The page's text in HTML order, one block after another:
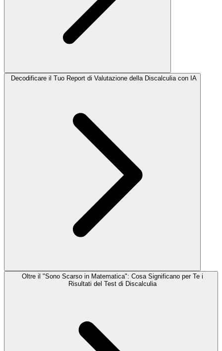
Decodificare il Tuo Report di Valutazione della Discalculia con IA
Oltre il "Sono Scarso in Matematica": Cosa Significano per Te i
Risultati del Test di Discalculia